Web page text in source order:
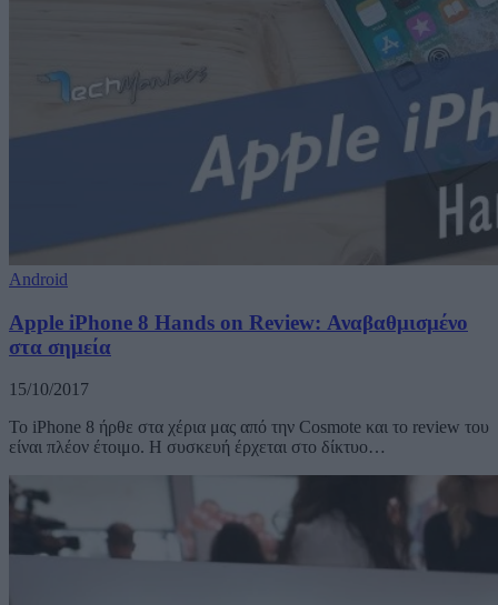
Android
Apple iPhone 8 Hands on Review: Αναβαθμισμένο
στα σημεία
15/10/2017
To iPhone 8 ήρθε στα χέρια μας από την Cosmote και το review του
είναι πλέον έτοιμο. Η συσκευή έρχεται στο δίκτυο…